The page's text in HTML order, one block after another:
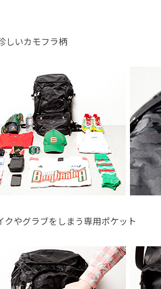
しいカモフラ柄
クやグラブをしまう専用ポケット